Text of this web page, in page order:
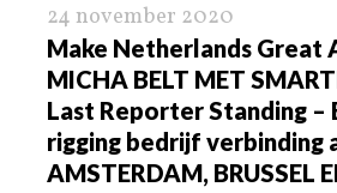
24 november 2020
Make Netherlands Great
MICHA BELT MET
Last Reporter Standing –
rigging bedrijf verbinding
AMSTERDAM, BRUSSEL